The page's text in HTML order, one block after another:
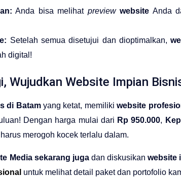
Anda bisa melihat preview website Anda
Setelah semua disetujui dan dioptimalkan,
digital!
Wujudkan Website Impian
di Batamyang ketat, memilikiwebsite
Dengan harga mulai dari Rp 950.000,
merogoh kocek terlalu dalam.
Media sekarang jugadan diskusikanwebsite
untuk melihat detail paket dan portofolio